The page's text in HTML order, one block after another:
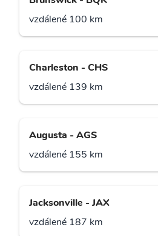
vzdálené 100 km
Charleston - CHS
vzdálené 139 km
Augusta - AGS
vzdálené 155 km
Jacksonville - JAX
vzdálené 187 km